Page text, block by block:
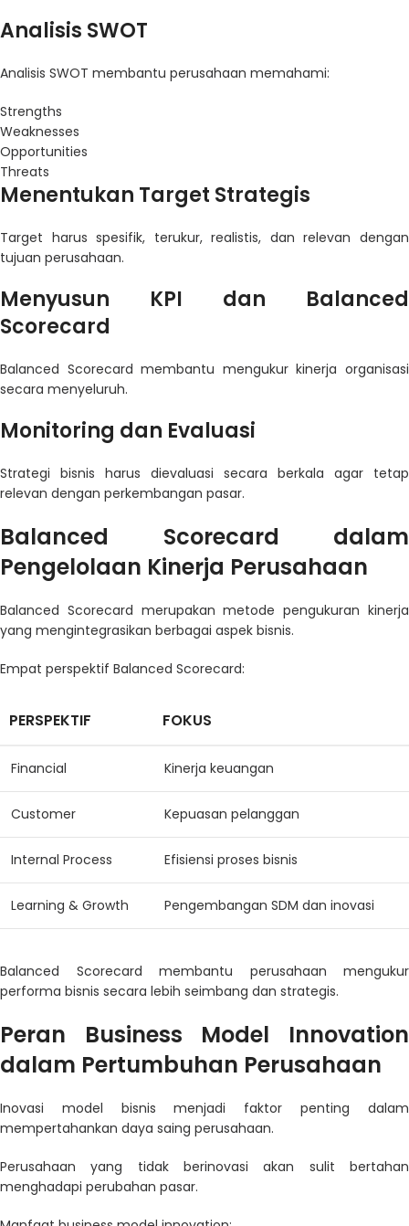
Analisis SWOT
Analisis SWOT membantu perusahaan memahami:
Strengths
Weaknesses
Opportunities
Threats
Menentukan Target Strategis
Target harus spesifik, terukur, realistis, dan relevan dengan
tujuan perusahaan.
Menyusun KPI dan Balanced
Scorecard
Balanced Scorecard membantu mengukur kinerja organisasi
secara menyeluruh.
Monitoring dan Evaluasi
Strategi bisnis harus dievaluasi secara berkala agar tetap
relevan dengan perkembangan pasar.
Balanced Scorecard dalam
Pengelolaan Kinerja Perusahaan
Balanced Scorecard merupakan metode pengukuran kinerja
yang mengintegrasikan berbagai aspek bisnis.
Empat perspektif Balanced Scorecard:
PERSPEKTIF FOKUS
Financial Kinerja keuangan
Customer Kepuasan pelanggan
Internal Process Efisiensi proses bisnis
Learning & Growth Pengembangan SDM dan inovasi
Balanced Scorecard membantu perusahaan mengukur
performa bisnis secara lebih seimbang dan strategis.
Peran Business Model Innovation
dalam Pertumbuhan Perusahaan
Inovasi model bisnis menjadi faktor penting dalam
mempertahankan daya saing perusahaan.
Perusahaan yang tidak berinovasi akan sulit bertahan
menghadapi perubahan pasar.